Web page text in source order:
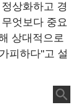
상화하고 경
엇보다 중요
상대적으로
피하다"고 설